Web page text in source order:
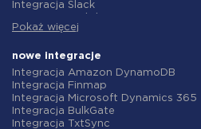
Integracja Slack
Integracja Gmail
Integracja ClickUp
Integracja Airtable
Integracja Google Contacts
Integracja OpenAI (ChatGPT)
Integracja Instagram
Integracja ActiveCampaign
Pokaż więcej
nowe integracje
Integracja Amazon DynamoDB
Integracja Finmap
Integracja Microsoft Dynamics 365
Integracja BulkGate
Integracja TxtSync